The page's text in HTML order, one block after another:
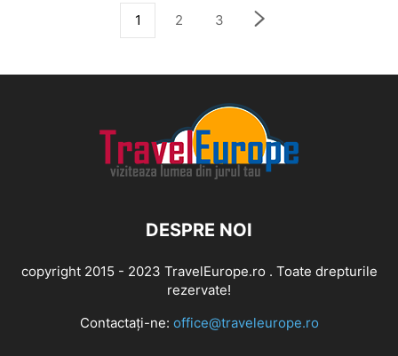
1 2 3
DESPRE NOI
copyright 2015 - 2023 TravelEurope.ro . Toate drepturile
rezervate!
Contactați-ne: office@traveleurope.ro